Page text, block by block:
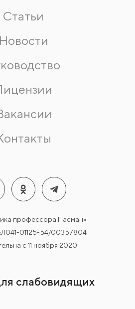
Статьи
Новости
профессора Пасман»
01125-54/00357804
с 11 ноября 2020
слабовидящих